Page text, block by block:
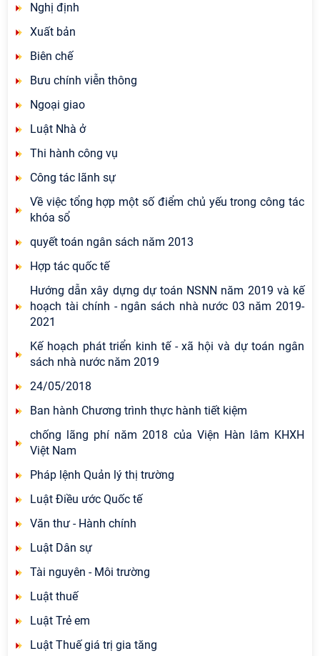
Nghị định
Xuất bản
Biên chế
Bưu chính viễn thông
Ngoại giao
Luật Nhà ở
Thi hành công vụ
Công tác lãnh sự
Về việc tổng hợp một số điểm chủ yếu trong công tác
khóa sổ
quyết toán ngân sách năm 2013
Hợp tác quốc tế
Hướng dẫn xây dựng dự toán NSNN năm 2019 và kế
hoạch tài chính - ngân sách nhà nước 03 năm 2019-
2021
Kế hoạch phát triển kinh tế - xã hội và dự toán ngân
sách nhà nước năm 2019
24/05/2018
Ban hành Chương trình thực hành tiết kiệm
chống lãng phí năm 2018 của Viện Hàn lâm KHXH
Việt Nam
Pháp lệnh Quản lý thị trường
Luật Điều ước Quốc tế
Văn thư - Hành chính
Luật Dân sự
Tài nguyên - Môi trường
Luật thuế
Luật Trẻ em
Luật Thuế giá trị gia tăng